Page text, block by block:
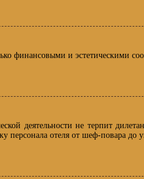
финансовыми и эстетическими
деятельности не терпит
персонала отеля от шеф-повара до